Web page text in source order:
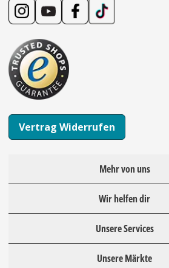
Vertrag Widerrufen
Mehr von uns
Wir helfen dir
Unsere Services
Unsere Märkte